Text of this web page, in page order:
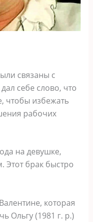
связаны с
себе слово, что
чтобы избежать
рабочих
на девушке,
Этот брак быстро
которая
Ольгу (1981 г. р.)